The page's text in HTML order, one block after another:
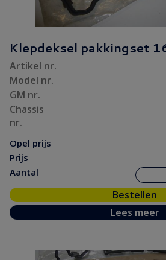
Klepdeksel pakkingset
Artikel nr.
Model nr.
GM nr.
Chassis
nr.
Opel prijs
Prijs
Aantal
Bestellen
Lees meer